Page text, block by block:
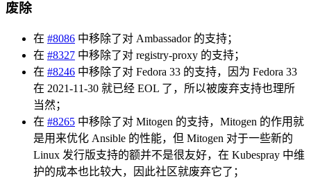
废除
在 #8086 中移除了对 Ambassador 的支持；
在 #8327 中移除了对 registry-proxy 的支持；
在 #8246 中移除了对 Fedora 33 的支持，因为 Fedora 33
在 2021-11-30 就已经 EOL 了，所以被废弃支持也理所
当然；
在 #8265 中移除了对 Mitogen 的支持，Mitogen 的作用就
是用来优化 Ansible 的性能，但 Mitogen 对于一些新的
Linux 发行版支持的额并不是很友好，在 Kubespray 中维
护的成本也比较大，因此社区就废弃它了；